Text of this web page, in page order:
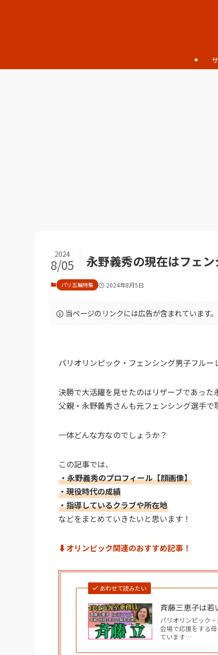
永野義秀の現在はフェ
2024
8/05
パリ五輪特集 2024年8月5日
当ページのリンクには広告が含まれています。
パリオリンピック・フェンシング男子フル
決勝で大活躍を見せたのはリザーブであっ
父親・永野義秀さんも元フェンシング選手
一体どんな方なのでしょうか？
この記事では、
・永野義秀のプロフィール【顔画像】
・現役時代の成績
・指導しているクラブや所在地
などをまとめていきたいと思います！
⬇︎オリンピック関連のおすすめ記事！
あわせて読みたい
斉藤三恵子は
パリオリンピック
会場で応援をする
ています…